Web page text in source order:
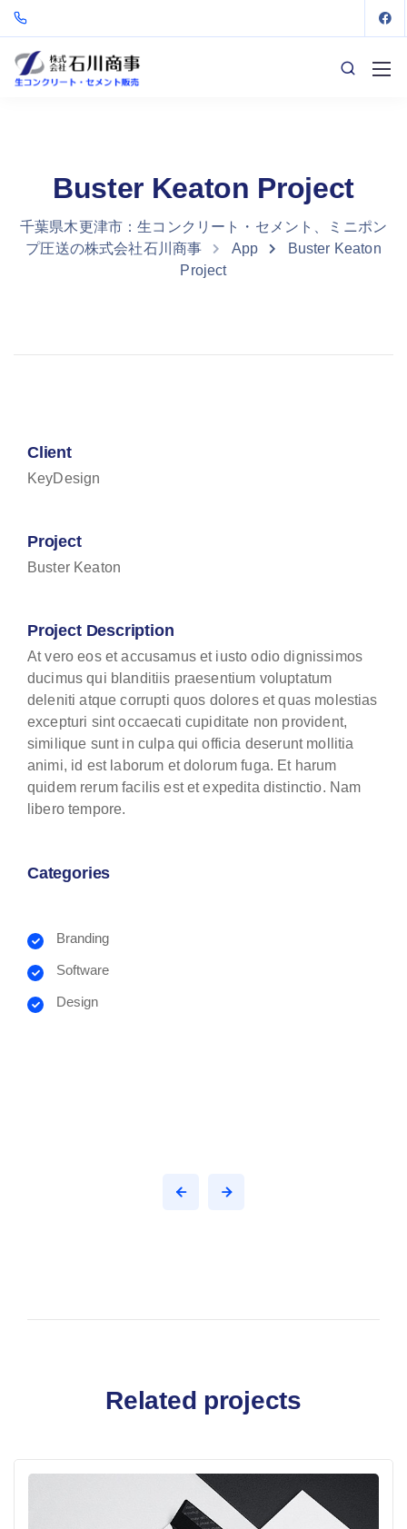
Buster Keaton Project
千葉県木更津市：生コンクリート・セメント、ミニポン
プ圧送の株式会社石川商事
App
Buster Keaton
Project
Client
KeyDesign
Project
Buster Keaton
Project Description
At vero eos et accusamus et iusto odio dignissimos
ducimus qui blanditiis praesentium voluptatum
deleniti atque corrupti quos dolores et quas molestias
excepturi sint occaecati cupiditate non provident,
similique sunt in culpa qui officia deserunt mollitia
animi, id est laborum et dolorum fuga. Et harum
quidem rerum facilis est et expedita distinctio. Nam
libero tempore.
Categories
Branding
Software
Design
Related projects